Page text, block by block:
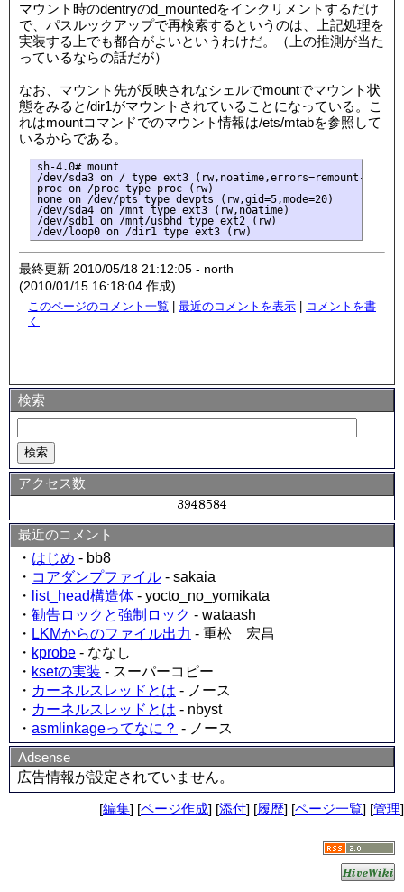
マウント時のdentryのd_mountedをインクリメントするだけ
で、パスルックアップで再検索するというのは、上記処理を
実装する上でも都合がよいというわけだ。（上の推測が当た
っているならの話だが）
なお、マウント先が反映されなシェルでmountでマウント状
態をみると/dir1がマウントされていることになっている。こ
れはmountコマンドでのマウント情報は/ets/mtabを参照して
いるからである。
sh-4.0# mount
/dev/sda3 on / type ext3 (rw,noatime,errors=remount-ro)
proc on /proc type proc (rw)
none on /dev/pts type devpts (rw,gid=5,mode=20)
/dev/sda4 on /mnt type ext3 (rw,noatime)
/dev/sdb1 on /mnt/usbhd type ext2 (rw)
最終更新 2010/05/18 21:12:05 - north
(2010/01/15 16:18:04 作成)
このページのコメント一覧 最近のコメントを表示
コメントを書
く
検索
アクセス数
最近のコメント
・ はじめ - bb8
・ コアダンプファイル - sakaia
・
list_head構造体 - yocto_no_yomikata
・ 勧告ロックと強制ロック - wataash
・ LKMからのファイル出力 - 重松 宏昌
・ kprobe - ななし
・ ksetの実装 - スーパーコピー
・ カーネルスレッドとは - ノース
・ カーネルスレッドとは - nbyst
・ asmlinkageってなに？ - ノース
Adsense
広告情報が設定されていません。
[編集] [ページ作成] [添付] [履歴] [ページ一覧] [管理]